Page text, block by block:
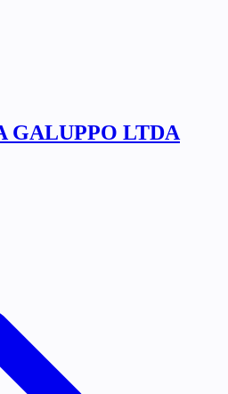
GALUPPO LTDA